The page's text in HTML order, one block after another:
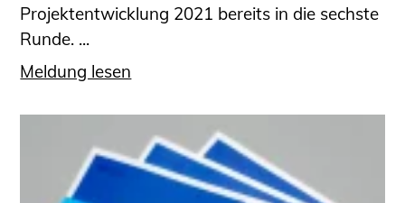
Projektentwicklung 2021 bereits in die sechste
Runde. ...
Meldung lesen